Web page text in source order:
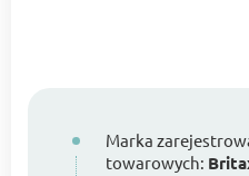
Marka
towarowych: